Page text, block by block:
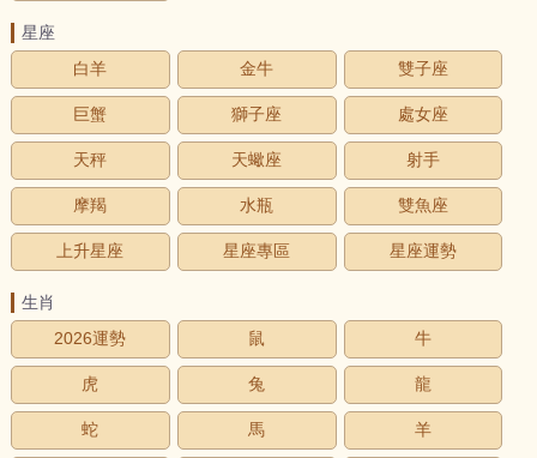
星座
白羊
金牛 雙子座
巨蟹 獅子座 處女座
天秤 天蠍座 射手
摩羯 水瓶 雙魚座
上升星座 星座專區 星座運勢
生肖
2026運勢
鼠 牛
虎 兔 龍
蛇 馬 羊